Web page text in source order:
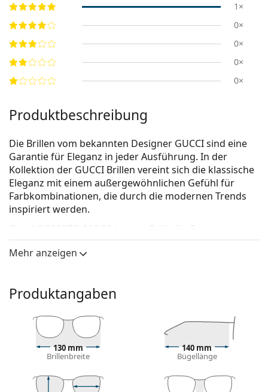
1×
0×
0×
0×
0×
Produktbeschreibung
Die Brillen vom bekannten Designer GUCCI sind eine
Garantie für Eleganz in jeder Ausführung. In der
Kollektion der GUCCI Brillen vereint sich die klassische
Eleganz mit einem außergewöhnlichen Gefühl für
Farbkombinationen, die durch die modernen Trends
inspiriert werden.
Gucci GG0027O 012 50
ist eine Brille für Frauen.
Schauen Sie sich mit der virtuellen Anprobefunktion
von Lentiamo an, wie Sie in dieser Brille aussehen.
Die braune Farbe der Brillenfassung passt perfekt
zu warmen Hauttönen und hellbraunem,
schwarzem oder dunkelblondem Haar.
Eine runde Rahmenform ist ideal für Menschen mit
einer quadratischen oder ovalen Gesichtsform.
gefertigt, der eine hohe Haltbarkeit, angenehmen
Mehr anzeigen
Produktangaben
130 mm
Brillenbreite
140 mm
Bügellänge